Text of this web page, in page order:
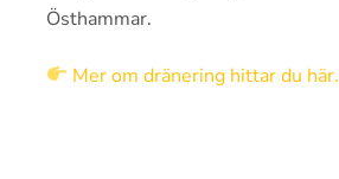
Östhammar.
Mer om dränering hittar du här.